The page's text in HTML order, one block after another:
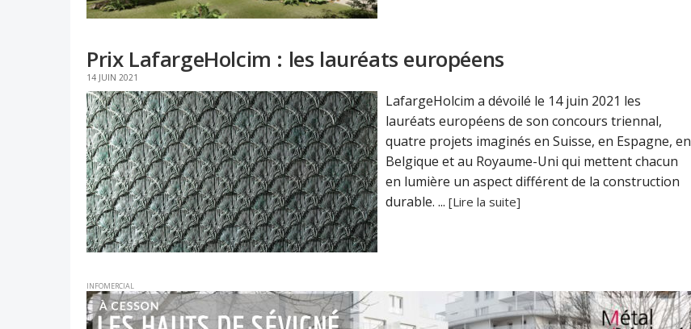
Prix LafargeHolcim : les lauréats européens
14 JUIN 2021
LafargeHolcim a dévoilé le 14 juin 2021 les
lauréats européens de son concours triennal,
quatre projets imaginés en Suisse, en Espagne, en
Belgique et au Royaume-Uni qui mettent chacun
en lumière un aspect différent de la construction
durable. ... [Lire la suite]
INFOMERCIAL